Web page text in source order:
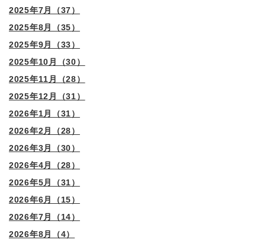
2025年7月（37）
2025年8月（35）
2025年9月（33）
2025年10月（30）
2025年11月（28）
2025年12月（31）
2026年1月（31）
2026年2月（28）
2026年3月（30）
2026年4月（28）
2026年5月（31）
2026年6月（15）
2026年7月（14）
2026年8月（4）